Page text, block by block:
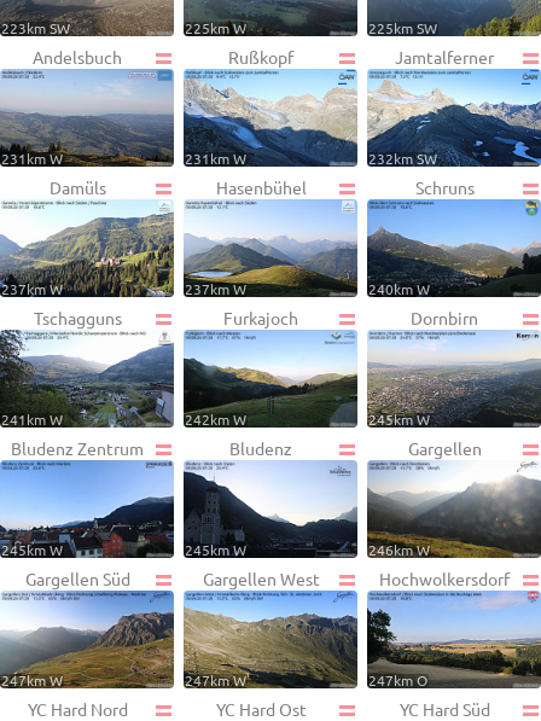
223km SW 225km W 225km SW
Andelsbuch
231km W
Rußkopf
231km W
Jamtalferner
232km SW
Damüls
237km W
Hasenbühel
237km W
Schruns
240km W
Tschagguns
241km W
Furkajoch
242km W
Dornbirn
245km W
Bludenz Zentrum
245km W
Bludenz
245km W
Gargellen
246km W
Gargellen Süd
247km W
Gargellen West
247km W
Hochwolkersdorf
247km O
YC Hard Nord YC Hard Ost YC Hard Süd